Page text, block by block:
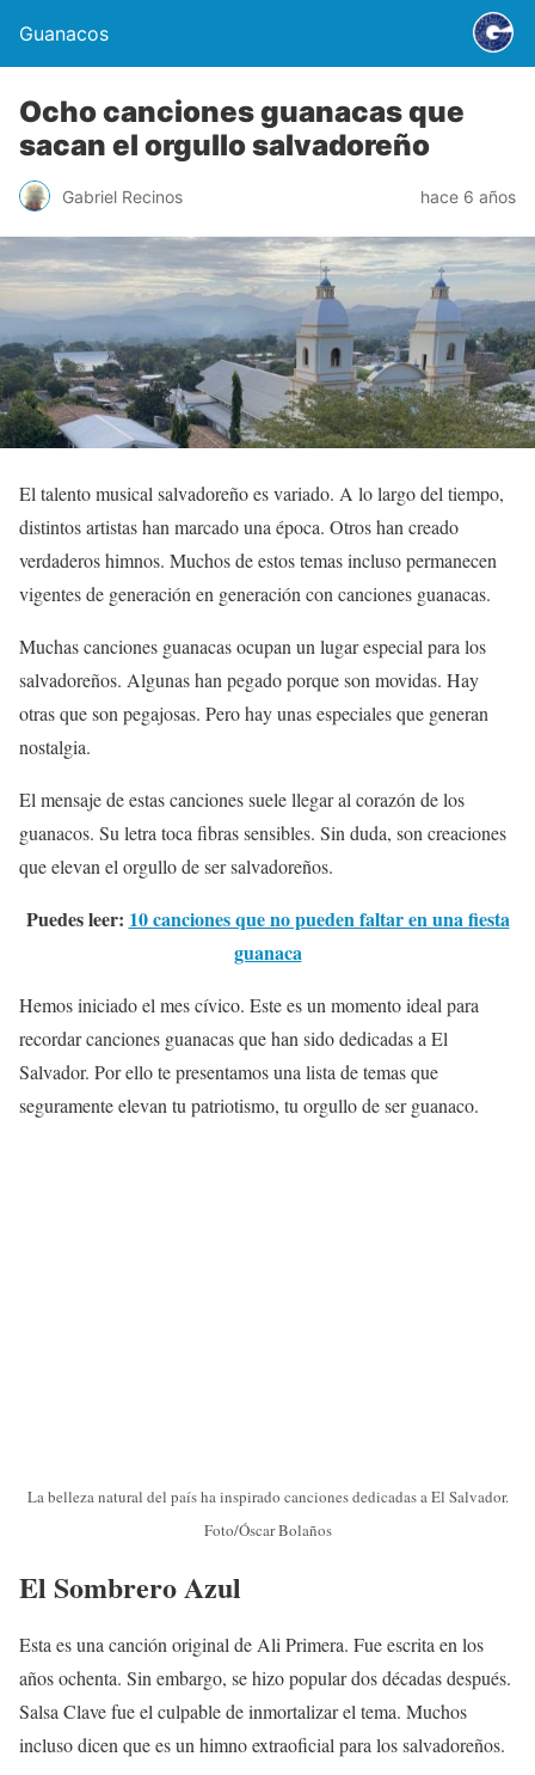
Guanacos
Ocho canciones guanacas que
sacan el orgullo salvadoreño
Gabriel Recinos hace 6 años
El talento musical salvadoreño es variado. A lo largo del tiempo,
distintos artistas han marcado una época. Otros han creado
verdaderos himnos. Muchos de estos temas incluso permanecen
vigentes de generación en generación con canciones guanacas.
Muchas canciones guanacas ocupan un lugar especial para los
salvadoreños. Algunas han pegado porque son movidas. Hay
otras que son pegajosas. Pero hay unas especiales que generan
nostalgia.
El mensaje de estas canciones suele llegar al corazón de los
guanacos. Su letra toca fibras sensibles. Sin duda, son creaciones
que elevan el orgullo de ser salvadoreños.
Puedes leer: 10 canciones que no pueden faltar en una fiesta
guanaca
Hemos iniciado el mes cívico. Este es un momento ideal para
recordar canciones guanacas que han sido dedicadas a El
Salvador. Por ello te presentamos una lista de temas que
seguramente elevan tu patriotismo, tu orgullo de ser guanaco.
La belleza natural del país ha inspirado canciones dedicadas a El Salvador.
Foto/Óscar Bolaños
El Sombrero Azul
Esta es una canción original de Ali Primera. Fue escrita en los
años ochenta. Sin embargo, se hizo popular dos décadas después.
Salsa Clave fue el culpable de inmortalizar el tema. Muchos
incluso dicen que es un himno extraoficial para los salvadoreños.